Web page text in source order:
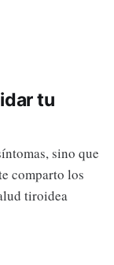
tu
sino que
comparto los
tiroidea